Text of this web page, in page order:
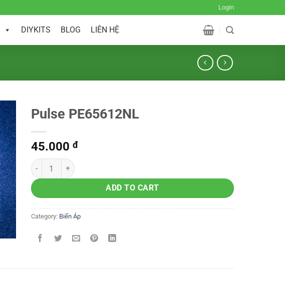
Login
DIYKITS BLOG LIÊN HỆ
Pulse PE65612NL
45.000 đ
ADD TO CART
Category: Biến Áp